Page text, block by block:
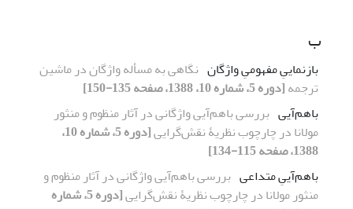
ب
بازنماییِ مفهومیِ واژگان نگاهی به مسأله واژگان در ماشین
ترجمه[دوره 5، شماره 10، 1388، صفحه 135-150]
باهم‌آیی بررسی باهم‌آیی واژگانی در آثار منظوم و منثور
مولانا در چارچوب نظریۀ نقش‌گرایی
[دوره 5، شماره 10،
1388، صفحه 115-134]
باهم‌آییِ متداعی بررسی باهم‌آیی واژگانی در آثار منظوم و
منثور مولانا در چارچوب نظریۀ نقش‌گرایی
[دوره 5، شماره